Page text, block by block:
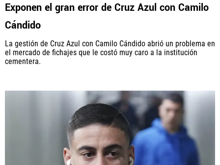
Exponen el gran error de Cruz Azul con Camilo
Cándido
La gestión de Cruz Azul con Camilo Cándido abrió un problema en
el mercado de fichajes que le costó muy caro a la institución
cementera.